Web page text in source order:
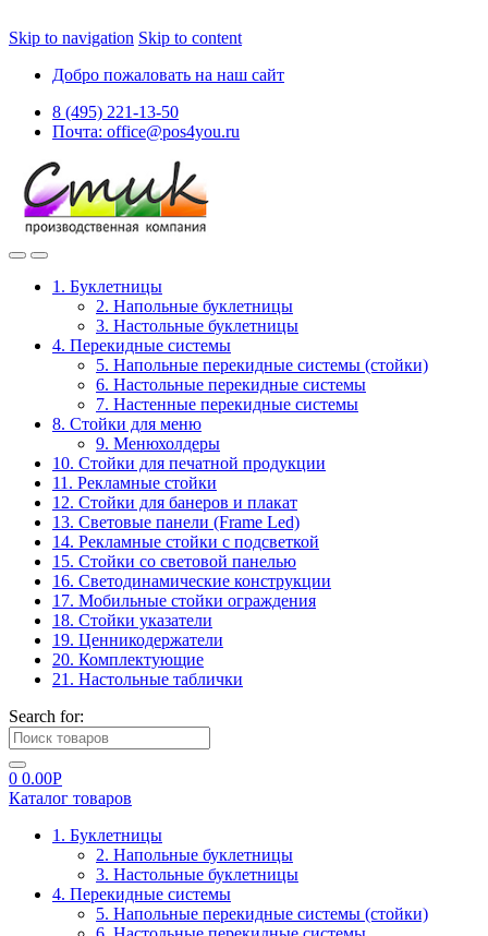
Skip to navigation Skip to content
Добро пожаловать на наш сайт
8 (495) 221-13-50
Почта: office@pos4you.ru
1. Буклетницы
2. Напольные буклетницы
3. Настольные буклетницы
4. Перекидные системы
5. Напольные перекидные системы (стойки)
6. Настольные перекидные системы
7. Настенные перекидные системы
8. Стойки для меню
9. Менюхолдеры
10. Стойки для печатной продукции
11. Рекламные стойки
12. Стойки для банеров и плакат
13. Световые панели (Frame Led)
14. Рекламные стойки с подсветкой
15. Стойки со световой панелью
16. Светодинамические конструкции
17. Мобильные стойки ограждения
18. Стойки указатели
19. Ценникодержатели
20. Комплектующие
21. Настольные таблички
Search for:
0 0.00Р
Каталог товаров
1. Буклетницы
2. Напольные буклетницы
3. Настольные буклетницы
4. Перекидные системы
5. Напольные перекидные системы (стойки)